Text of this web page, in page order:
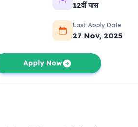
12वीं पास
Last Apply Date
27 Nov, 2025
Apply Now